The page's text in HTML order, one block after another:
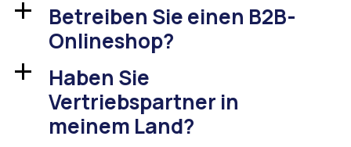
a
Betreiben Sie einen B2B-
Onlineshop?
a
Haben Sie
Vertriebspartner in
meinem Land?